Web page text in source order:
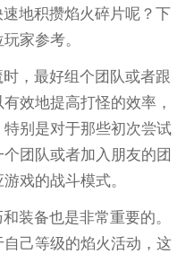
地积攒焰火碎片呢？下
家参考。
，最好组个团队或者跟
效地提高打怪的效率，
别是对于那些初次尝试
团队或者加入朋友的团
戏的战斗模式。
装备也是非常重要的。
己等级的焰火活动，这